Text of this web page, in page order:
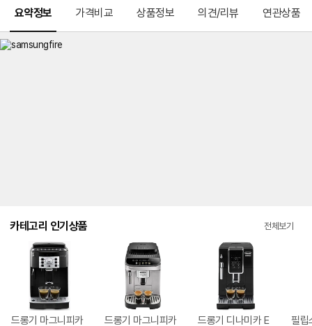
요약정보 가격비교 상품정보 의견/리뷰 연관상품
카테고리 인기상품 전체보기
드롱기 마그니피카
드롱기 마그니피카
드롱기 디나미카 E
필립